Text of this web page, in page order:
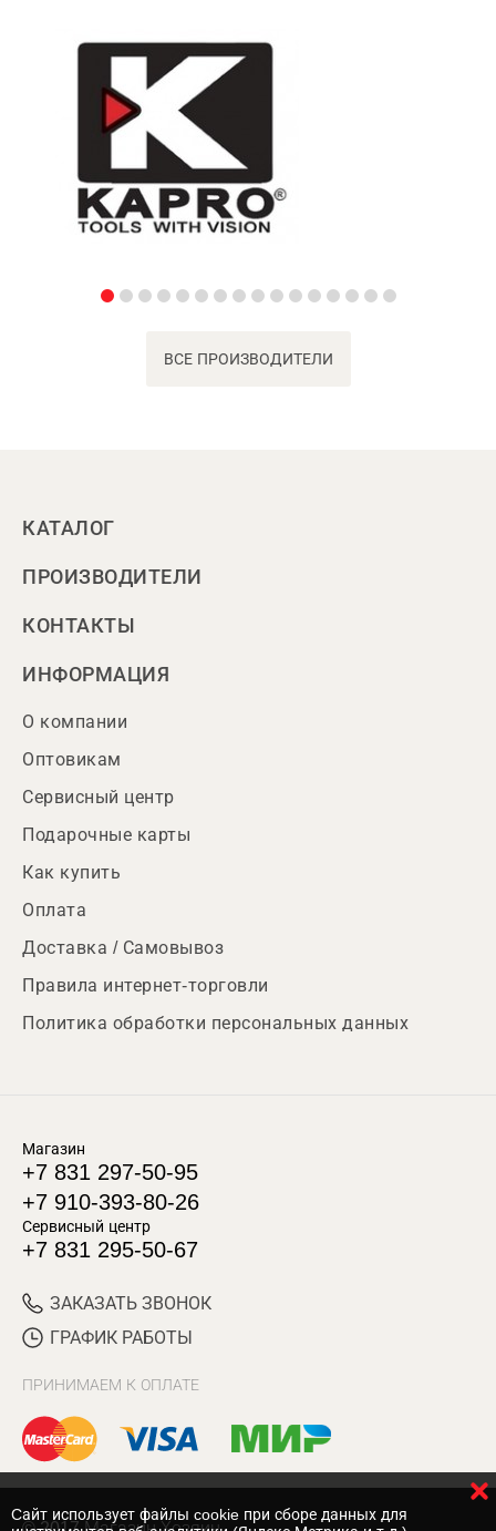
ВСЕ ПРОИЗВОДИТЕЛИ
КАТАЛОГ
ПРОИЗВОДИТЕЛИ
КОНТАКТЫ
ИНФОРМАЦИЯ
О компании
Оптовикам
Сервисный центр
Подарочные карты
Как купить
Оплата
Доставка / Самовывоз
Правила интернет-торговли
Политика обработки персональных данных
Магазин
+7 831 297-50-95
+7 910-393-80-26
Сервисный центр
+7 831 295-50-67
ЗАКАЗАТЬ ЗВОНОК
ГРАФИК РАБОТЫ
ПРИНИМАЕМ К ОПЛАТЕ
Cайт использует файлы cookie при сборе данных для